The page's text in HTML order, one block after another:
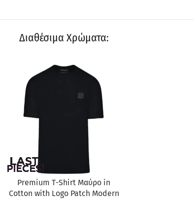
Διαθέσιμα Χρώματα:
ΠΡΟΣΦΟΡΆ
Premium Τ-Shirt Μαύρο in
Cotton with Logo Patch Modern